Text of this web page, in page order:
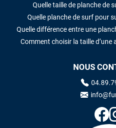
Quelle taille de planche de
Quelle planche de surf pour
Quelle différence entre une
Comment choisir la taille
NOUS